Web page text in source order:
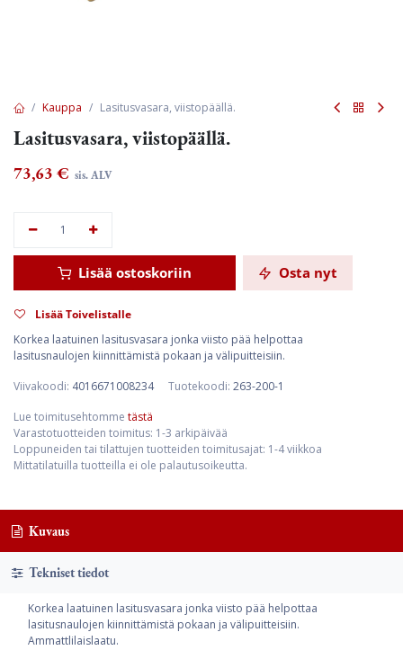
Kauppa Lasitusvasara, viistopäällä.
Lasitusvasara, viistopäällä.
73,63 € sis. ALV
Lisää ostoskoriin Osta nyt
Lisää Toivelistalle
Korkea laatuinen lasitusvasara jonka viisto pää helpottaa
lasitusnaulojen kiinnittämistä pokaan ja välipuitteisiin.
Viivakoodi: 4016671008234 Tuotekoodi: 263-200-1
Lue toimitusehtomme tästä
Varastotuotteiden toimitus: 1-3 arkipäivää
Loppuneiden tai tilattujen tuotteiden toimitusajat: 1-4 viikkoa
Mittatilatuilla tuotteilla ei ole palautusoikeutta.
Kuvaus
Tekniset tiedot
Korkea laatuinen lasitusvasara jonka viisto pää helpottaa
lasitusnaulojen kiinnittämistä pokaan ja välipuitteisiin.
Ammattlilaislaatu.